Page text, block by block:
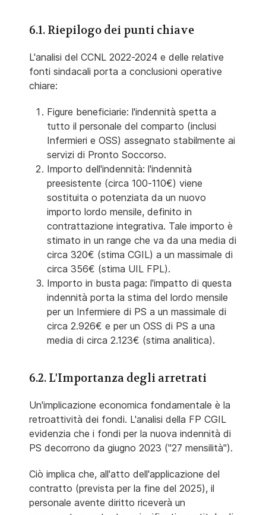
6.1. Riepilogo dei punti chiave
L'analisi del CCNL 2022-2024 e delle relative
fonti sindacali porta a conclusioni operative
chiare:
Figure beneficiarie: l'indennità spetta a
tutto il personale del comparto (inclusi
Infermieri e OSS) assegnato stabilmente ai
servizi di Pronto Soccorso.
Importo dell'indennità: l'indennità
preesistente (circa 100-110€) viene
sostituita o potenziata da un nuovo
importo lordo mensile, definito in
contrattazione integrativa. Tale importo è
stimato in un range che va da una media di
circa 320€ (stima CGIL) a un massimale di
circa 356€ (stima UIL FPL).
Importo in busta paga: l'impatto di questa
indennità porta la stima del lordo mensile
per un Infermiere di PS a un massimale di
circa 2.926€ e per un OSS di PS a una
media di circa 2.123€ (stima analitica).
6.2. L'Importanza degli arretrati
Un'implicazione economica fondamentale è la
retroattività dei fondi. L'analisi della FP CGIL
evidenzia che i fondi per la nuova indennità di
PS decorrono da giugno 2023 ("27 mensilità").
Ciò implica che, all'atto dell'applicazione del
contratto (prevista per la fine del 2025), il
personale avente diritto riceverà un